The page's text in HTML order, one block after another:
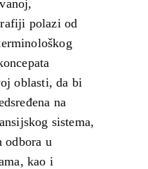
polazi od
oblasti, da bi
na
sistema,
odbora u
kao i